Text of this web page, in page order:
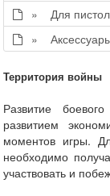
» Для
»
Территория войны
Развитие
развитием
моментов игры.
необходимо
участвовать и